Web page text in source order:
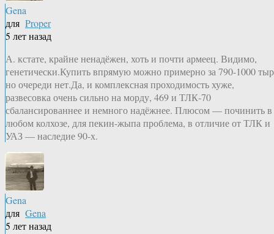
Gena
для Proper
5 лет назад
А. кстате, крайне ненадёжен, хоть и почти армеец. Видимо,
генетически.Купить впрямую можно примерно за 790-1000
но очереди нет.Да, и комплексная проходимость хуже,
развесовка очень сильно на морду, 469 и ТЛК-70
сбалансированнее и немного надёжнее. Плюсом — починить в
любом колхозе, для пекин-жыпа проблема, в отличие от ТЛК и
УАЗ — наследие 90-х.
Gena
для Gena
5 лет назад